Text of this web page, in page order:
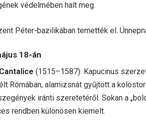
védelmében halt meg.
Péter-bazilikában temették el.
18-án
(1515–1587): Kapucinus
Rómában, alamizsnát gyűjtött a
iránti szeretetéről. Sokan a
rendben különösen kiemelt.